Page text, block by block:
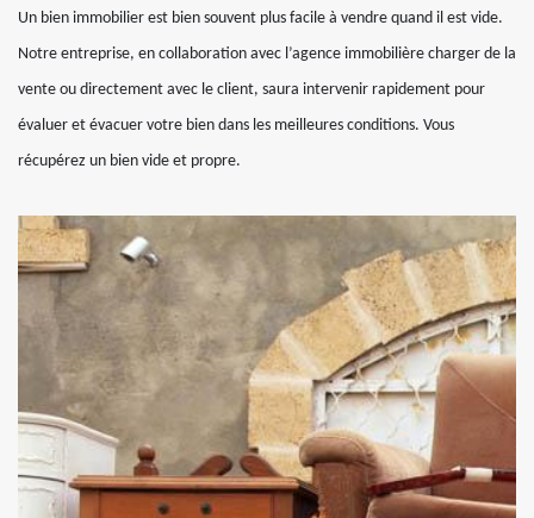
Un bien immobilier est bien souvent plus facile à vendre quand il est vide.
Notre entreprise, en collaboration avec l’agence immobilière charger de la
vente ou directement avec le client, saura intervenir rapidement pour
évaluer et évacuer votre bien dans les meilleures conditions. Vous
récupérez un bien vide et propre.